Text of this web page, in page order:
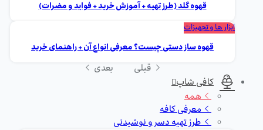
قهوه گلد (طرز تهیه + آموزش خرید + فواید و مضرات)
ابزار ها و تجهیزات
قهوه ساز دستی چیست؟ معرفی انواع آن + راهنمای خرید
قبلی
بعدی
کافی شاپ
همه
معرفی کافه
طرز تهیه دسر و نوشیدنی